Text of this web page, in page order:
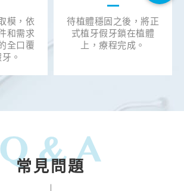
模，依
和需求
全口覆
。
待植體穩固之後，將正
式植牙假牙鎖在植體
上，療程完成。
常見問題